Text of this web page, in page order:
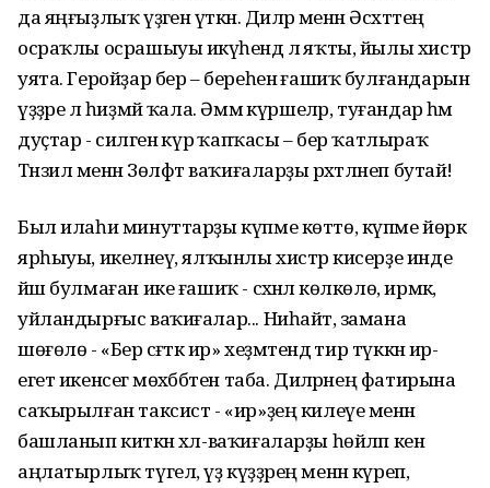
да яңғыҙлыҡ үҙәгенә үткән. Диләрә менән Әсхәттең
осраҡлы осрашыуы икәүһендә лә яҡты, йылы хистәр
уята. Геройҙар бер – береһенә ғашиҡ булғандарын
үҙҙәре лә һиҙмәй ҡала. Әммә күршеләр, туғандар һәм
дуҫтар - силәгенә күрә ҡапҡасы – бер ҡатлыраҡ
Тәнзилә менән Зөлфәт ваҡиғаларҙы рәхәтләнеп бутай!
Был илаһи минуттарҙы күпме көттө, күпме йөрәк
ярһыуы, икеләнеү, ялҡынлы хистәр кисерҙе инде
йәш булмаған ике ғашиҡ - сәхнәлә көлкөлө, ирмәк,
уйландырғыс ваҡиғалар... Ниһайәт, замана
шөғөлө - «Бер сәғәткә ир» хеҙмәтендә тир түккән ир-
егет икенсегә мөхәббәтен таба. Диләрәнең фатирына
саҡырылған таксист - «ир»ҙең килеүе менән
башланып киткән хәл-ваҡиғаларҙы һөйләп кенә
аңлатырлыҡ түгел, үҙ күҙҙәрең менән күреп,